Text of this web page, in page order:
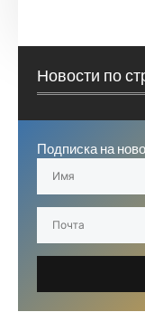
Новости по
Подписка на